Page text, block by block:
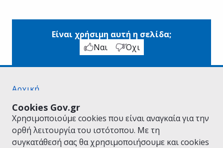
Cookies Gov.gr
Χρησιμοποιούμε cookies που είναι αναγκαία για την
ορθή λειτουργία του ιστότοπου. Με τη
συγκατάθεσή σας θα χρησιμοποιήσουμε και cookies
Είναι χρήσιμη αυτή η σελίδα;
Ναι
Όχι
Αρχική
Όροι Χρήσης
Πολιτική Απορρήτου
Δήλωση προσβασιμότητας